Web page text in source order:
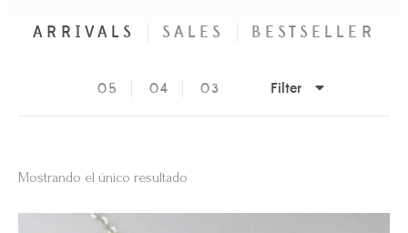
ARRIVALS SALES BESTSELLER
05 04 03 Filter
Mostrando el único resultado